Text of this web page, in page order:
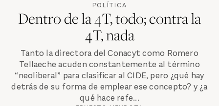
POLÍTICA
Dentro de la 4T, todo; contra la
4T, nada
Tanto la directora del Conacyt como Romero
Tellaeche acuden constantemente al término
“neoliberal” para clasificar al CIDE, pero ¿qué hay
detrás de su forma de emplear ese concepto? y ¿a
qué hace refe...